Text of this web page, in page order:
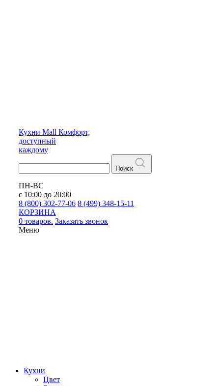
Кухни Mall Комфорт,
доступный
каждому
Поиск
ПН-ВС
с 10:00 до 20:00
8 (800) 302-77-06 8 (499) 348-15-11
КОРЗИНА
0 товаров. Заказать звонок
Меню
Кухни
Цвет